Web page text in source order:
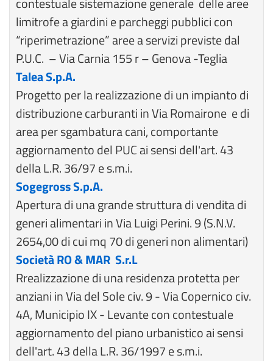
limitrofe a giardini e parcheggi pubblici con
“riperimetrazione” aree a servizi previste dal
P.U.C. – Via Carnia 155 r – Genova -Teglia
Talea S.p.A.
Progetto per la realizzazione di un impianto di
distribuzione carburanti in Via Romairone e di
area per sgambatura cani, comportante
aggiornamento del PUC ai sensi dell'art. 43
della L.R. 36/97 e s.m.i.
Sogegross S.p.A.
Apertura di una grande struttura di vendita di
generi alimentari in Via Luigi Perini. 9 (S.N.V.
2654,00 di cui mq 70 di generi non alimentari)
Società RO & MAR S.r.L
Rrealizzazione di una residenza protetta per
anziani in Via del Sole civ. 9 - Via Copernico civ.
4A, Municipio IX - Levante con contestuale
aggiornamento del piano urbanistico ai sensi
dell'art. 43 della L.R. 36/1997 e s.m.i.